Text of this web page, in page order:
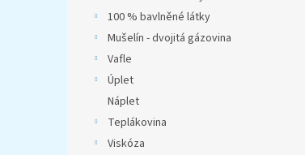
100 % bavlněné látky
Mušelín - dvojitá gázovina
Vafle
Úplet
Náplet
Teplákovina
Viskóza